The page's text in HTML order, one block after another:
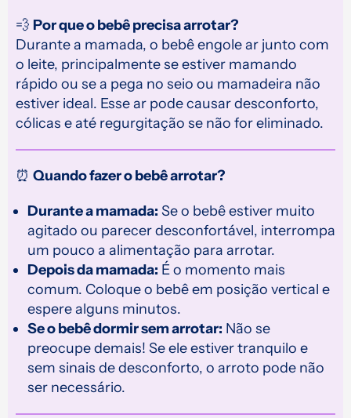
💨 Por que o bebê precisa arrotar?
Durante a mamada, o bebê engole ar junto com
o leite, principalmente se estiver mamando
rápido ou se a pega no seio ou mamadeira não
estiver ideal. Esse ar pode causar desconforto,
cólicas e até regurgitação se não for eliminado.
⏰ Quando fazer o bebê arrotar?
Durante a mamada: Se o bebê estiver muito
agitado ou parecer desconfortável, interrompa
um pouco a alimentação para arrotar.
Depois da mamada: É o momento mais
comum. Coloque o bebê em posição vertical e
espere alguns minutos.
Se o bebê dormir sem arrotar: Não se
preocupe demais! Se ele estiver tranquilo e
sem sinais de desconforto, o arroto pode não
ser necessário.